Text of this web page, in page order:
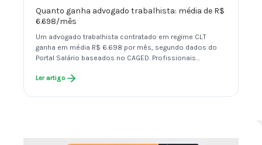
Quanto ganha advogado trabalhista: média de R$
6.698/mês
Um advogado trabalhista contratado em regime CLT
ganha em média R$ 6.698 por mês, segundo dados do
Portal Salário baseados no CAGED. Profissionais…
Ler artigo